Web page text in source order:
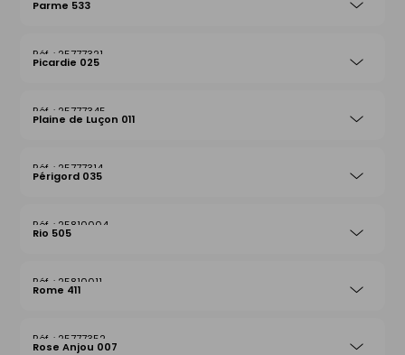
Parme 533
25777321
Picardie 025
25777345
Plaine de Luçon 011
25777314
Périgord 035
25810004
Rio 505
25810011
Rome 411
25777352
Rose Anjou 007